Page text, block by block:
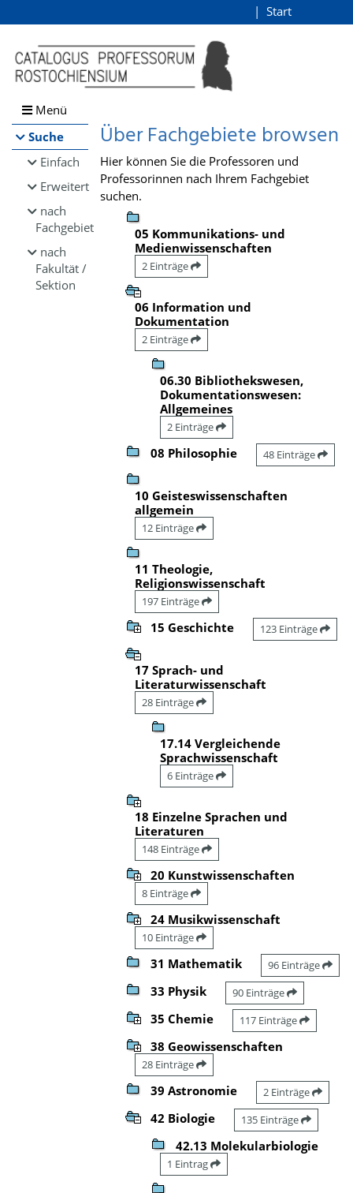
Browsen
direkt zum Inhalt
Start
Menü
Suche
Einfach
Erweitert
nach
Fachgebiet
nach
Fakultät /
Sektion
Über Fachgebiete browsen
Hier können Sie die Professoren und
Professorinnen nach Ihrem Fachgebiet
suchen.
05 Kommunikations- und
Medienwissenschaften
2 Einträge
06 Information und
Dokumentation
2 Einträge
06.30 Bibliothekswesen,
Dokumentationswesen:
Allgemeines
2 Einträge
08 Philosophie 48 Einträge
10 Geisteswissenschaften
allgemein
12 Einträge
11 Theologie,
Religionswissenschaft
197 Einträge
15 Geschichte 123 Einträge
17 Sprach- und
Literaturwissenschaft
28 Einträge
17.14 Vergleichende
Sprachwissenschaft
6 Einträge
18 Einzelne Sprachen und
Literaturen
148 Einträge
20 Kunstwissenschaften
8 Einträge
24 Musikwissenschaft
10 Einträge
31 Mathematik 96 Einträge
33 Physik 90 Einträge
35 Chemie 117 Einträge
38 Geowissenschaften
28 Einträge
39 Astronomie 2 Einträge
42 Biologie 135 Einträge
42.13 Molekularbiologie
1 Eintrag